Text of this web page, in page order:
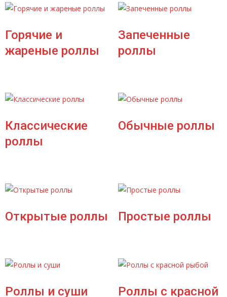
Горячие и
жареные роллы
Запеченные
роллы
Классические
роллы
Обычные роллы
Открытые роллы Простые роллы
Роллы и суши
Роллы с красной